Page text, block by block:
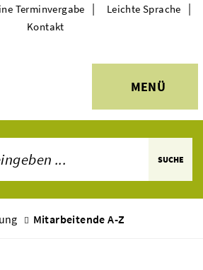
MENÜ
Terminvergabe | Leichte Sprache |
Kontakt
SUCHE
Mitarbeitende A-Z